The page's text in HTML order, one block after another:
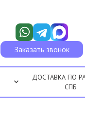
Заказать звонок
ДОСТАВКА ПО
СПБ